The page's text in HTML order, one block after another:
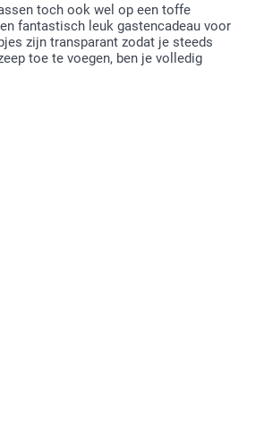
toch ook wel op een toffe
fantastisch leuk gastencadeau voor
zijn transparant zodat je steeds
toe te voegen, ben je volledig